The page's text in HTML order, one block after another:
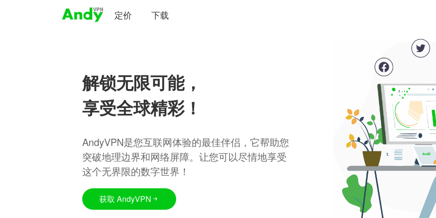
定价 下载
解锁无限可能，
享受全球精彩！
AndyVPN是您互联网体验的最佳伴侣，它帮助您
突破地理边界和网络屏障。让您可以尽情地享受
这个无界限的数字世界！
获取 AndyVPN